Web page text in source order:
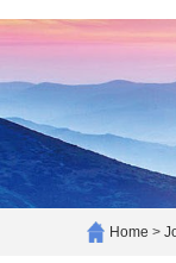
Home >